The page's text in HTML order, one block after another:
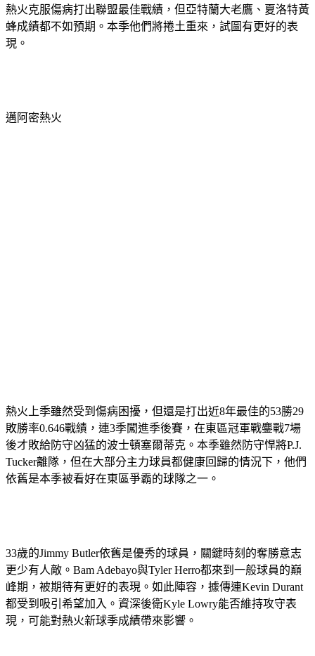
熱火克服傷病打出聯盟最佳戰績，但亞特蘭大老鷹、夏洛特黃
蜂成績都不如預期。本季他們將捲土重來，試圖有更好的表
現。
邁阿密熱火
熱火上季雖然受到傷病困擾，但還是打出近8年最佳的53勝29
敗勝率0.646戰績，連3季闖進季後賽，在東區冠軍戰鏖戰7場
後才敗給防守凶猛的波士頓塞爾蒂克。本季雖然防守悍將P.J.
Tucker離隊，但在大部分主力球員都健康回歸的情況下，他們
依舊是本季被看好在東區爭霸的球隊之一。
33歲的Jimmy Butler依舊是優秀的球員，關鍵時刻的奪勝意志
更少有人敵。Bam Adebayo與Tyler Herro都來到一般球員的巔
峰期，被期待有更好的表現。如此陣容，據傳連Kevin Durant
都受到吸引希望加入。資深後衛Kyle Lowry能否維持攻守表
現，可能對熱火新球季成績帶來影響。